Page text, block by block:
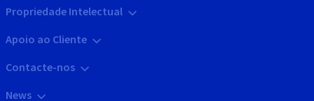
Propriedade Intelectual
Apoio ao Cliente
Contacte-nos
News